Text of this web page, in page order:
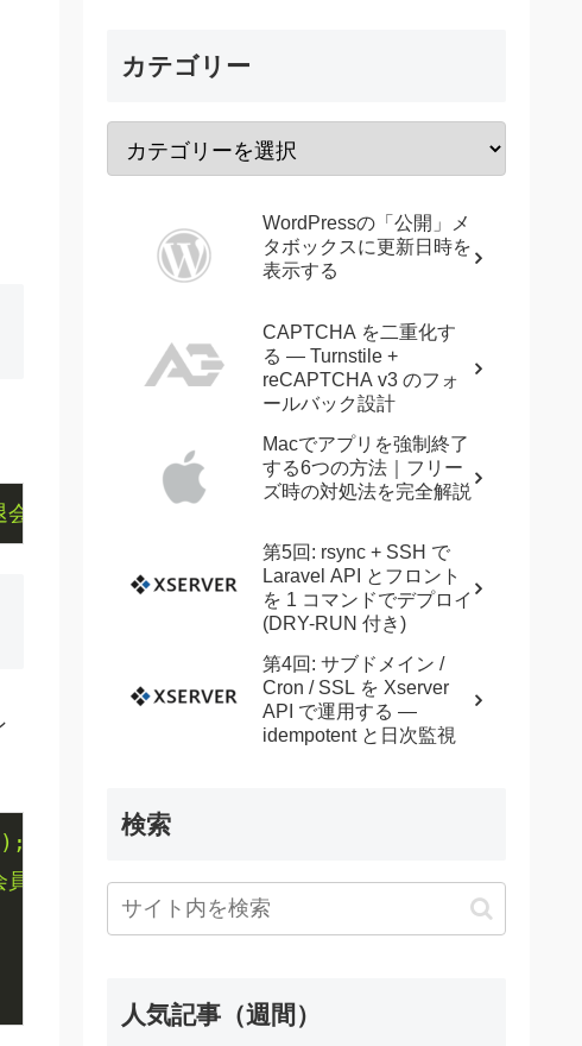
会する"
?>#edit" method
関する全ての情報が削除されます。よろしいですか
カテゴリー
WordPressの「公開」メ
タボックスに更新日時を
表示する
CAPTCHA を二重化す
る — Turnstile +
reCAPTCHA v3 のフォ
ールバック設計
Macでアプリを強制終了
する6つの方法｜フリー
ズ時の対処法を完全解説
第5回: rsync + SSH で
Laravel API とフロント
を 1 コマンドでデプロイ
(DRY-RUN 付き)
第4回: サブドメイン /
Cron / SSL を Xserver
API で運用する —
idempotent と日次監視
検索
人気記事（週間）